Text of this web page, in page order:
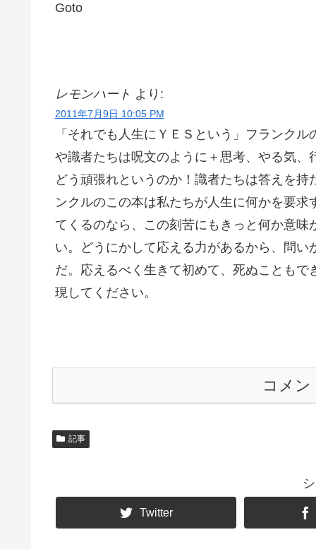
Goto
レモンハート より:
2011年7月9日 10:05 PM
「それでも人生にＹＥＳという」フランク
や識者たちは呪文のように＋思考、やる気
どう頑張れというのか！識者たちは答えを
ンクルのこの本は私たちが人生に何かを要
てくるのなら、この刻苦にもきっと何か意
い。どうにかして応える力があるから、問
だ。応えるべく生きて初めて、死ぬことも
現してください。
コメン
記事
Twitter